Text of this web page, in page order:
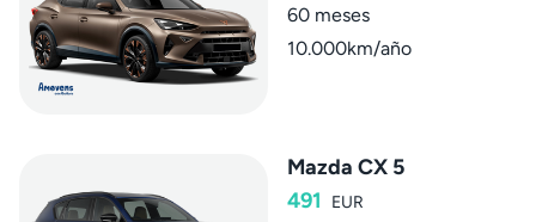
60 meses
10.000km/año
Mazda CX 5
491
EUR